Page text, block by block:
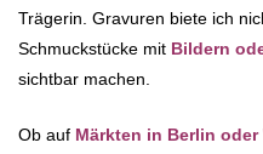
Trägerin. Gravuren biete ich
Schmuckstücke mit Bildern
sichtbar machen.
Ob auf Märkten in Berlin oder